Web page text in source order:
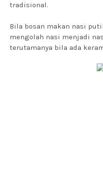
tradisional.
Bila bosan makan nasi
mengolah nasi menjadi
terutamanya bila ada